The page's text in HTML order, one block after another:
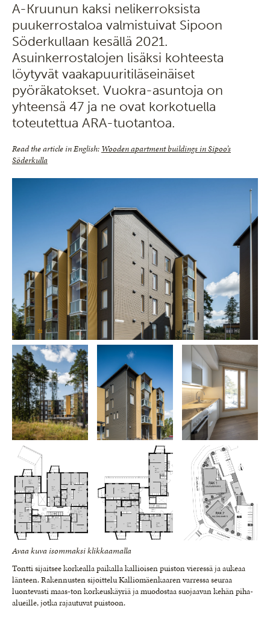
A-Kruunun kaksi nelikerroksista
puukerrostaloa valmistuivat Sipoon
Söderkullaan kesällä 2021.
Asuinkerrostalojen lisäksi kohteesta
löytyvät vaakapuuritiläseinäiset
pyöräkatokset. Vuokra-asuntoja on
yhteensä 47 ja ne ovat korkotuella
toteutettua ARA-tuotantoa.
Read the article in English: Wooden apartment buildings in Sipoo’s
Söderkulla
Avaa kuva isommaksi klikkaamalla
Tontti sijaitsee korkealla paikalla kallioisen puiston vieressä ja aukeaa
länteen. Rakennusten sijoittelu Kalliomäenkaaren varressa seuraa
luontevasti maas-ton korkeuskäyriä ja muodostaa suojaavan kehän piha-
alueille, jotka rajautuvat puistoon.